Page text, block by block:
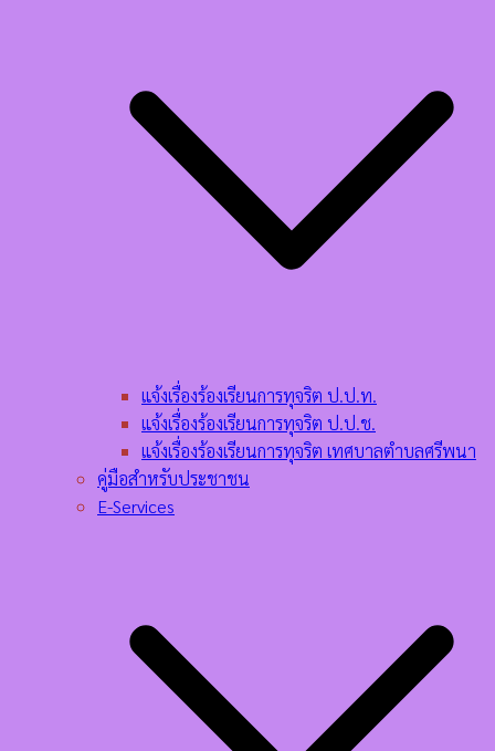
แจ้งเรื่องร้องเรียนการทุจริต ป.ป.ท.
แจ้งเรื่องร้องเรียนการทุจริต ป.ป.ช.
แจ้งเรื่องร้องเรียนการทุจริต เทศบาลตำบลศรีพนา
คู่มือสำหรับประชาชน
E-Services